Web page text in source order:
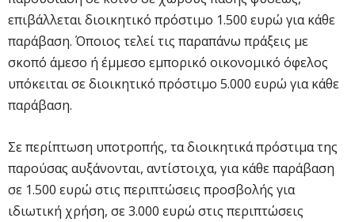
επιβάλλεται διοικητικό πρόστιμο 1.500 ευρώ για κάθε
παράβαση. Όποιος τελεί τις παραπάνω πράξεις με
σκοπό άμεσο ή έμμεσο εμπορικό οικονομικό όφελος
υπόκειται σε διοικητικό πρόστιμο 5.000 ευρώ για κάθε
παράβαση.
Σε περίπτωση υποτροπής, τα διοικητικά πρόστιμα της
παρούσας αυξάνονται, αντίστοιχα, για κάθε παράβαση
σε 1.500 ευρώ στις περιπτώσεις προσβολής για
ιδιωτική χρήση, σε 3.000 ευρώ στις περιπτώσεις